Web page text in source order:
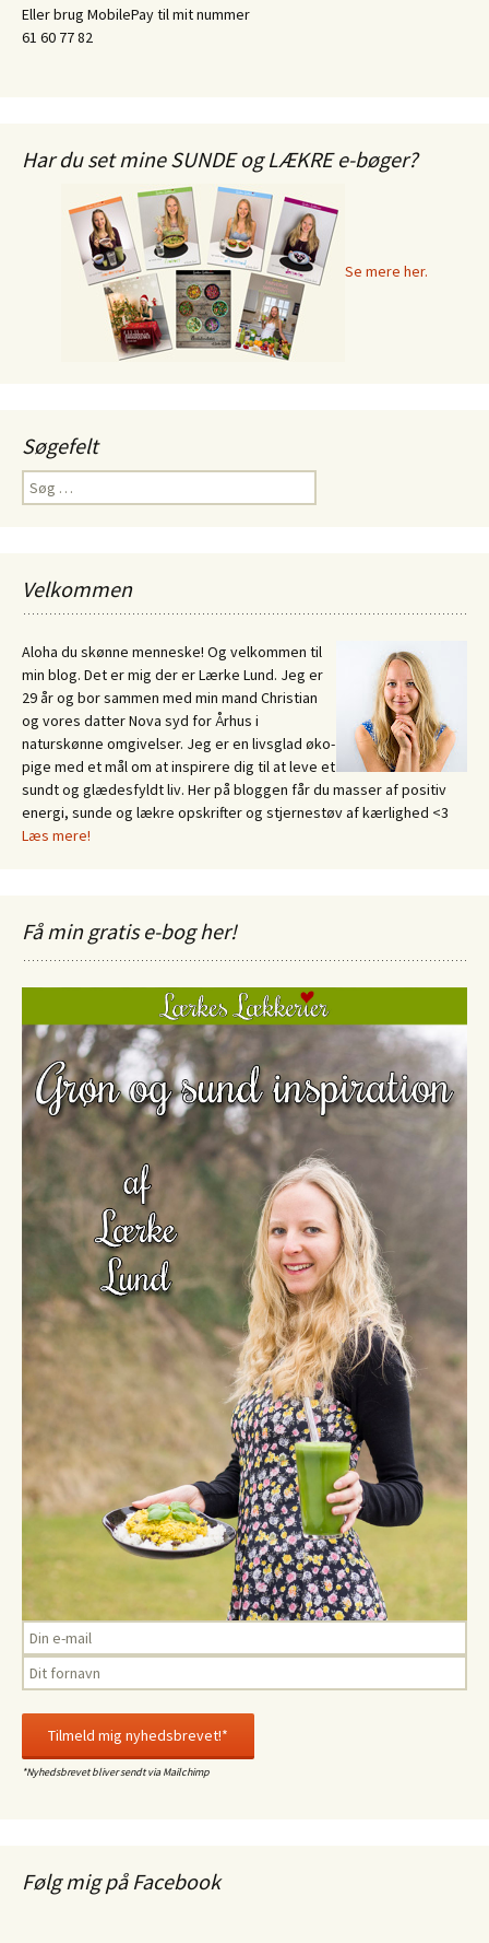
Eller brug MobilePay til mit nummer
61 60 77 82
Har du set mine SUNDE og LÆKRE e-bøger?
Se mere her.
Søgefelt
Søg
efter:
Velkommen
Aloha du skønne menneske! Og velkommen til
min blog. Det er mig der er Lærke Lund. Jeg er
29 år og bor sammen med min mand Christian
og vores datter Nova syd for Århus i
naturskønne omgivelser. Jeg er en livsglad øko-
pige med et mål om at inspirere dig til at leve et
sundt og glædesfyldt liv. Her på bloggen får du masser af positiv
energi, sunde og lækre opskrifter og stjernestøv af kærlighed <3
Læs mere!
Få min gratis e-bog her!
*Nyhedsbrevet bliver sendt via Mailchimp
Følg mig på Facebook